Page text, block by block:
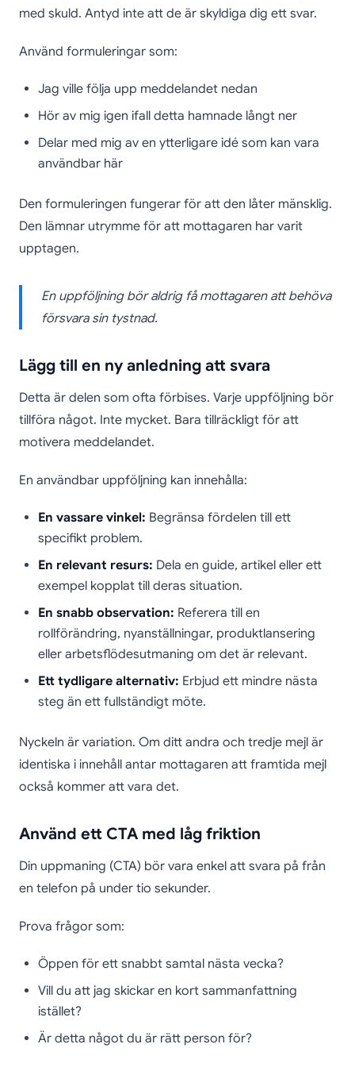
med skuld. Antyd inte att de är skyldiga dig ett svar.
Använd formuleringar som:
Jag ville följa upp meddelandet nedan
Hör av mig igen ifall detta hamnade långt ner
Delar med mig av en ytterligare idé som kan vara
användbar här
Den formuleringen fungerar för att den låter mänsklig.
Den lämnar utrymme för att mottagaren har varit
upptagen.
En uppföljning bör aldrig få mottagaren att behöva
försvara sin tystnad.
Lägg till en ny anledning att svara
Detta är delen som ofta förbises. Varje uppföljning bör
tillföra något. Inte mycket. Bara tillräckligt för att
motivera meddelandet.
En användbar uppföljning kan innehålla:
En vassare vinkel: Begränsa fördelen till ett
specifikt problem.
En relevant resurs: Dela en guide, artikel eller ett
exempel kopplat till deras situation.
En snabb observation: Referera till en
rollförändring, nyanställningar, produktlansering
eller arbetsflödesutmaning om det är relevant.
Ett tydligare alternativ: Erbjud ett mindre nästa
steg än ett fullständigt möte.
Nyckeln är variation. Om ditt andra och tredje mejl är
identiska i innehåll antar mottagaren att framtida mejl
också kommer att vara det.
Använd ett CTA med låg friktion
Din uppmaning (CTA) bör vara enkel att svara på från
en telefon på under tio sekunder.
Prova frågor som:
Öppen för ett snabbt samtal nästa vecka?
Vill du att jag skickar en kort sammanfattning
istället?
Är detta något du är rätt person för?